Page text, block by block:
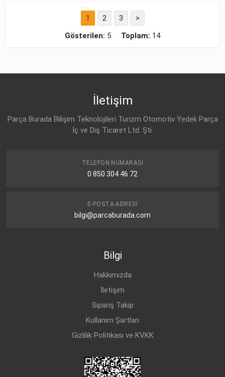
1 2 3
>
Gösterilen: 5 Toplam: 14
İletişim
Parça Burada Bilişim Teknolojileri Turizm Otomotiv Yedek Parça
İç ve Dış Ticaret Ltd. Şti.
TELEFON NUMARASI
0 850 304 46 72
E-POSTA ADRESI
bilgi@parcaburada.com
Bilgi
Hakkımızda
İletişim
Sipariş Takip
Kullanım Şartları
Gizlilik Politikası ve KVKK